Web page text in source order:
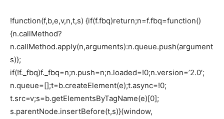
!function(f,b,e,v,n,t,s) {if(f.fbq)return;n=f.fbq=function()
{n.callMethod?
n.callMethod.apply(n,arguments):n.queue.push(argument
s)};
if(!f._fbq)f._fbq=n;n.push=n;n.loaded=!0;n.version=’2.0′;
n.queue=[];t=b.createElement(e);t.async=!0;
t.src=v;s=b.getElementsByTagName(e)[0];
s.parentNode.insertBefore(t,s)}(window,